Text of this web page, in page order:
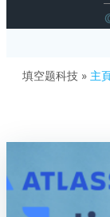
填空题科技 » 主